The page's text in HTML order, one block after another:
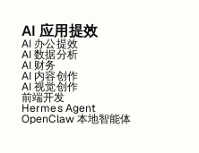
AI 应用提效
AI 办公提效
AI 数据分析
AI 财务
AI 内容创作
AI 视觉创作
前端开发
Hermes Agent
OpenClaw 本地智能体